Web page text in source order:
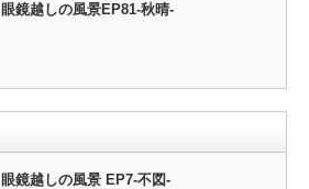
眼鏡越しの風景EP81-秋晴-
眼鏡越しの風景 EP7‐不図‐